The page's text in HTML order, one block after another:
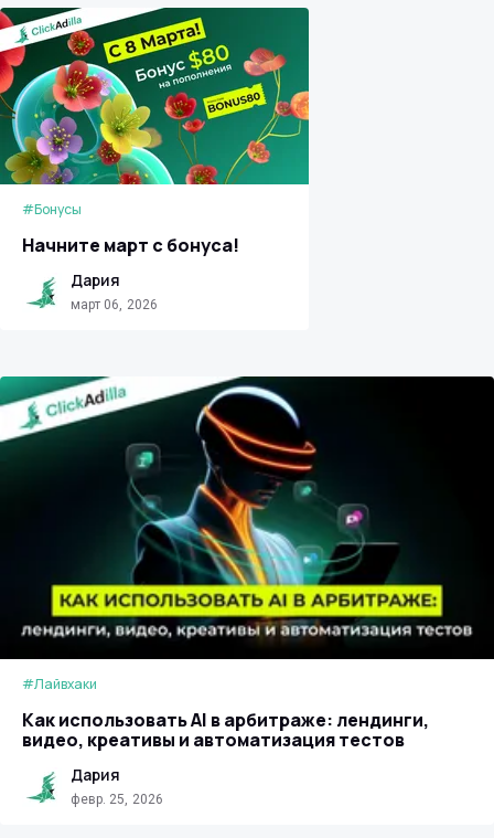
#Бонусы
Начните март с бонуса!
Дария
март 06, 2026
#Лайвхаки
Как использовать AI в арбитраже: лендинги,
видео, креативы и автоматизация тестов
Дария
февр. 25, 2026